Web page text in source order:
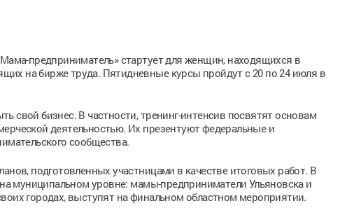
предприниматель» стартует для женщин, находящихся в
на бирже труда. Пятидневные курсы пройдут с 20 по 24 июля в
бизнес. В частности, тренинг-интенсив посвятят основам
деятельностью. Их презентуют федеральные и
сообщества.
подготовленных участницами в качестве итоговых работ. В
муниципальном уровне: мамы-предприниматели Ульяновска и
городах, выступят на финальном областном мероприятии.